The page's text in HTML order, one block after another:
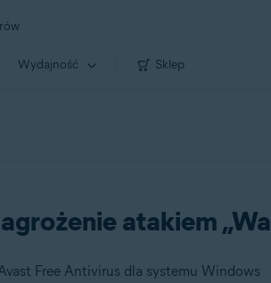
Wydajność Sklep
atakiem
Free Antivirus dla systemu Windows